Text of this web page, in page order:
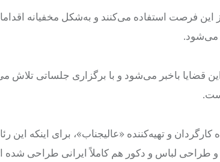
این فرصت استفاده می‌کنند و به‌شکل مخفیانه
می‌شود.
قضایا باخبر می‌شود و با برگزاری جلساتی تلاش
کارگردان و تهیه‌کننده «عالیجناب»، برای اینکه
طراحی لباس و دکور هم کاملاً ایرانی طراحی